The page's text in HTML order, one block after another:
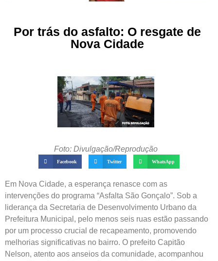
Por trás do asfalto: O resgate de
Nova Cidade
Foto: Divulgação/Reprodução
Facebook Twitter WhatsApp
Em Nova Cidade, a esperança renasce com as
intervenções do programa “Asfalta São Gonçalo”. Sob a
liderança da Secretaria de Desenvolvimento Urbano da
Prefeitura Municipal, pelo menos seis ruas estão passando
por um processo crucial de recapeamento, promovendo
melhorias significativas no bairro. O prefeito Capitão
Nelson, atento aos anseios da comunidade, acompanhou